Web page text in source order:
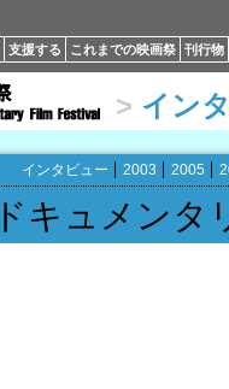
支援する これまでの映画祭 刊行物
> イン
インタビュー 2003 2005
ドキュメン